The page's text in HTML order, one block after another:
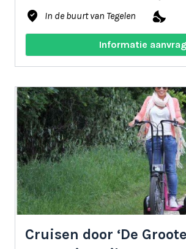
where_to_vote In de buurt van Tegelen nights_stay
Informatie
Cruisen door ‘De